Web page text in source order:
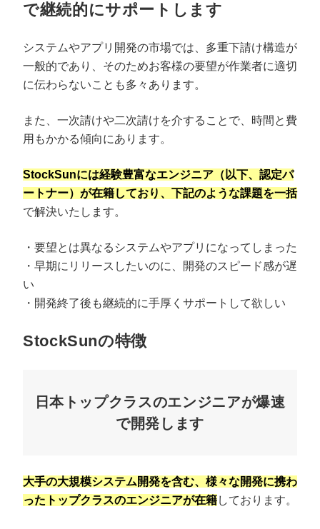
で継続的にサポートします
システムやアプリ開発の市場では、多重下請け構造が
一般的であり、そのためお客様の要望が作業者に適切
に伝わらないことも多々あります。
また、一次請けや二次請けを介することで、時間と費
用もかかる傾向にあります。
StockSunには経験豊富なエンジニア（以下、認定パ
ートナー）が在籍しており、下記のような課題を一括
で解決いたします。
・要望とは異なるシステムやアプリになってしまった
・早期にリリースしたいのに、開発のスピード感が遅
い
・開発終了後も継続的に手厚くサポートして欲しい
StockSunの特徴
日本トップクラスのエンジニアが爆速
で開発します
大手の大規模システム開発を含む、様々な開発に携わ
ったトップクラスのエンジニアが在籍しております。